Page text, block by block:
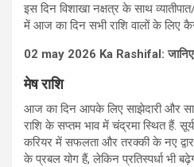
इस दिन विशाखा नक्षत्र के साथ
में आज का दिन सभी राशि वालों के लिए
02 may 2026 Ka Rashifal: जानिए
मेष राशि
आज का दिन आपके लिए साझेदारी और
राशि के सप्तम भाव में चंद्रमा स्थित हैं.
करियर में सफलता और तरक्की के नए
के प्रबल योग हैं, लेकिन प्रतिस्पर्धा भी